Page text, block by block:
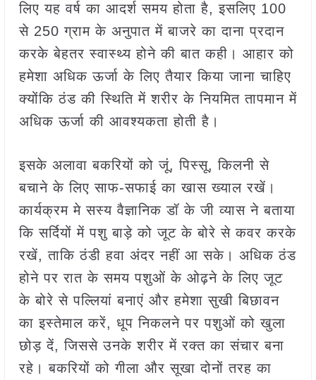
लिए यह वर्ष का आदर्श समय होता है, इसलिए 100
से 250 ग्राम के अनुपात में बाजरे का दाना प्रदान
करके बेहतर स्वास्थ्य होने की बात कही। आहार को
हमेशा अधिक ऊर्जा के लिए तैयार किया जाना चाहिए
क्योंकि ठंड की स्थिति में शरीर के नि‍यमित तापमान में
अधिक ऊर्जा की आवश्यकता होती है।
इसके अलावा बकरियों को जूं, पिस्सू, किलनी से
बचाने के लिए साफ-सफाई का खास ख्याल रखें।
कार्यक्रम मे सस्य वैज्ञानिक डॉ के जी व्यास ने बताया
कि सर्दियों में पशु बाड़े को जूट के बोरे से कवर करके
रखें, ताकि ठंडी हवा अंदर नहीं आ सके। अधिक ठंड
होने पर रात के समय पशुओं के ओढ़ने के लिए जूट
के बोरे से पल्लियां बनाएं और हमेशा सुखी बिछावन
का इस्तेमाल करें, धूप निकलने पर पशुओं को खुला
छोड़ दें, जिससे उनके शरीर में रक्त का संचार बना
रहे। बकरियों को गीला और सूखा दोनों तरह का